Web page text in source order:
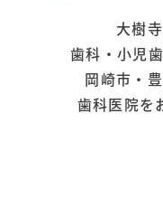
大樹
歯科・小児
岡崎市・
歯科医院を